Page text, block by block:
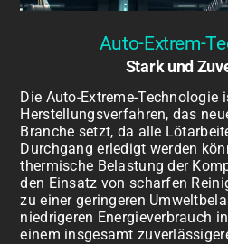
Auto-Extrem-
Stark und
Die Auto-Extreme-
Herstellungsverfahren, das
Branche setzt, da alle
Durchgang erledigt werden
thermische Belastung der
den Einsatz von scharfen
zu einer geringeren
niedrigeren Energieverbrauch
einem insgesamt